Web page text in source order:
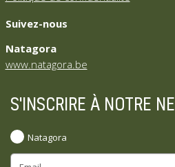
Suivez-nous
Natagora
www.natagora.be
S'INSCRIRE À NOTRE
Natagora